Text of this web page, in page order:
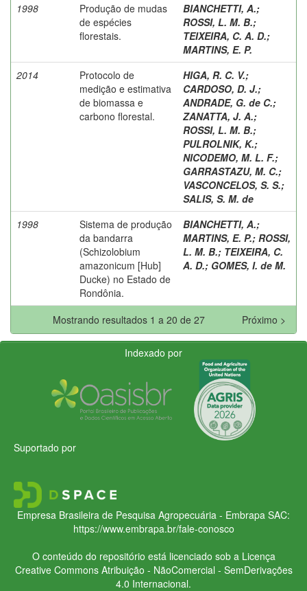
1998
Produção de mudas
de espécies
florestais.
BIANCHETTI, A.;
ROSSI, L. M. B.;
TEIXEIRA, C. A. D.;
MARTINS, E. P.
2014
Protocolo de
medição e estimativa
de biomassa e
carbono florestal.
HIGA, R. C. V.;
CARDOSO, D. J.;
ANDRADE, G. de C.;
ZANATTA, J. A.;
ROSSI, L. M. B.;
PULROLNIK, K.;
NICODEMO, M. L. F.;
GARRASTAZU, M. C.;
VASCONCELOS, S. S.;
SALIS, S. M. de
1998
Sistema de produção
da bandarra
(Schizolobium
amazonicum [Hub]
Ducke) no Estado de
Rondônia.
BIANCHETTI, A.;
MARTINS, E. P.; ROSSI,
L. M. B.; TEIXEIRA, C.
A. D.; GOMES, I. de M.
Mostrando resultados 1 a 20 de 27 Próximo >
Indexado por
Suportado por
Empresa Brasileira de Pesquisa Agropecuária - Embrapa SAC:
https://www.embrapa.br/fale-conosco
O conteúdo do repositório está licenciado sob a Licença
Creative CommonsAtribuição - NãoComercial - SemDerivações
4.0 Internacional.